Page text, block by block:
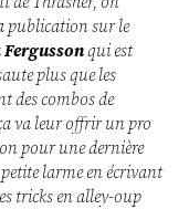
publication sur le
qui est
plus que les
des combos de
va leur offrir un pro
pour une dernière
larme en écrivant
tricks en alley-oup